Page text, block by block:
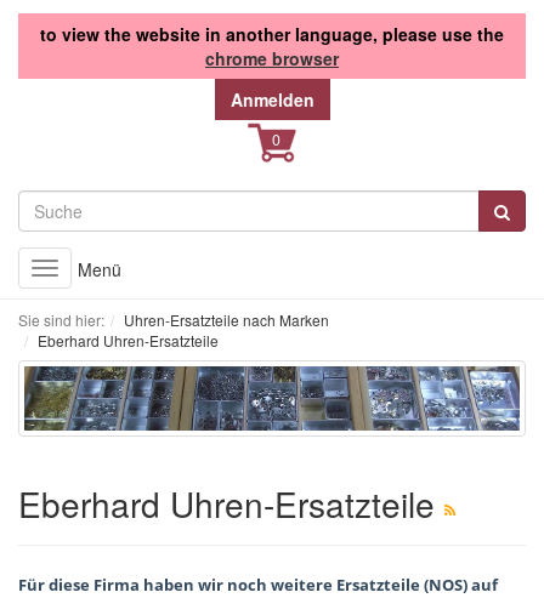
to view the website in another language, please use the
chrome browser
Anmelden
Toggle
navigation
Menü
Sie sind hier:
Uhren-Ersatzteile nach Marken
Eberhard Uhren-Ersatzteile
Eberhard Uhren-Ersatzteile
Für diese Firma haben wir noch weitere Ersatzteile (NOS) auf